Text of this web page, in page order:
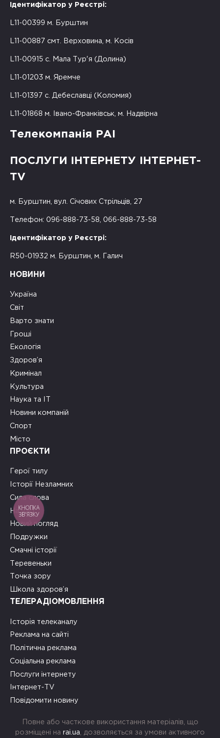
Ідентифікатор у Реєстрі:
L11-00399 м. Бурштин
L11-00887 смт. Верховина, м. Косів
L11-00915 с. Мала Тур'я (Долина)
L11-01203 м. Яремче
L11-01397 с. Дебеславці (Коломия)
L11-01868 м. Івано-Франківськ, м. Надвірна
Телекомпанія РАІ
ПОСЛУГИ ІНТЕРНЕТУ ІНТЕРНЕТ-
TV
м. Бурштин, вул. Січових Стрільців, 27
Телефон: 096-888-73-58, 066-888-73-58
Ідентифікатор у Реєстрі:
R50-01932 м. Бурштин, м. Галич
НОВИНИ
Україна
Світ
Варто знати
Гроші
Екологія
Здоров’я
Кримінал
Культура
Наука та ІТ
Новини компаній
Спорт
Місто
ПРОЄКТИ
Герої тилу
Історії Незламних
Сила слова
На часі
Новий погляд
Подружки
Смачні історії
Теревеньки
Точка зору
Школа здоров’я
ТЕЛЕРАДІОМОВЛЕННЯ
Історія телеканалу
Реклама на сайті
Політична реклама
Соціальна реклама
Послуги інтернету
Інтернет-TV
Повідомити новину
Повне або часткове використання матеріалів, що
розміщені на rai.ua , дозволяється за умови активного
КНОПКА
ЗВ'ЯЗКУ